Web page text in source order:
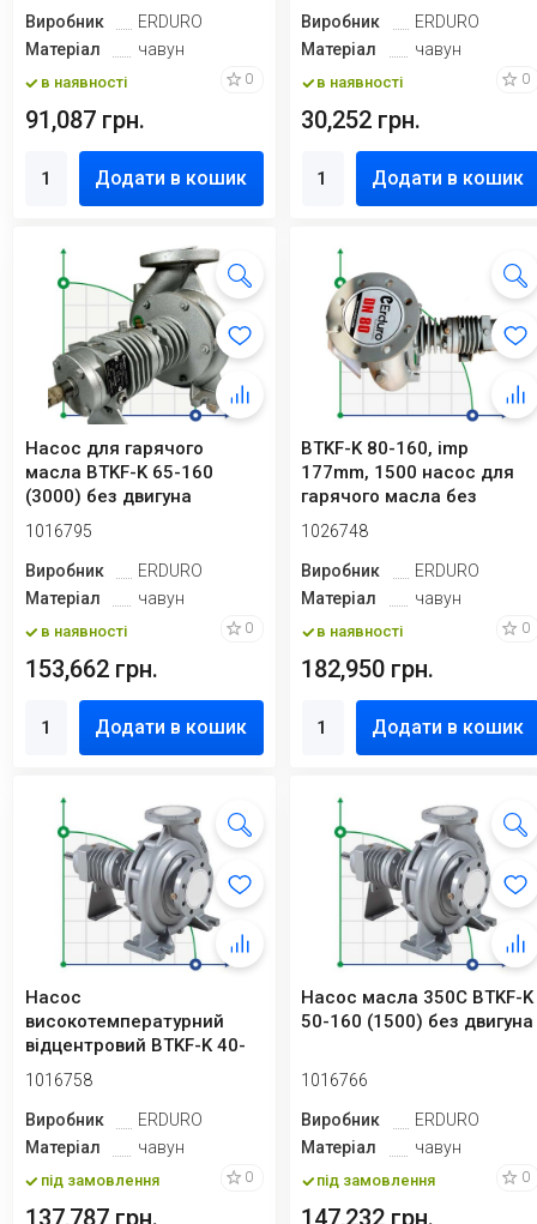
Виробник
ERDURO
Матеріал
чавун
в наявності 0
91,087 грн.
Додати в кошик
Виробник
ERDURO
Матеріал
чавун
в наявності 0
30,252 грн.
Додати в кошик
Насос для гарячого
масла BTKF-K 65-160
(3000) без двигуна
1016795
Виробник
ERDURO
Матеріал
чавун
в наявності 0
153,662 грн.
Додати в кошик
BTKF-K 80-160, imp
177mm, 1500 насос для
гарячого масла без
двигуна
1026748
Виробник
ERDURO
Матеріал
чавун
в наявності 0
182,950 грн.
Додати в кошик
Насос
високотемпературний
відцентровий BTKF-K 40-
160 (1500) без двигуна
1016758
Виробник
ERDURO
Матеріал
чавун
під замовлення 0
Насос масла 350С BTKF-K
50-160 (1500) без двигуна
1016766
Виробник
ERDURO
Матеріал
чавун
під замовлення 0